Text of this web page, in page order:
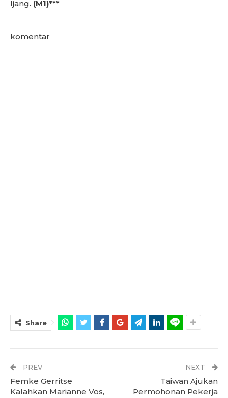
Ijang. (M1)***
komentar
Share
PREV
Femke Gerritse
Kalahkan Marianne Vos,
NEXT
Taiwan Ajukan
Permohonan Pekerja